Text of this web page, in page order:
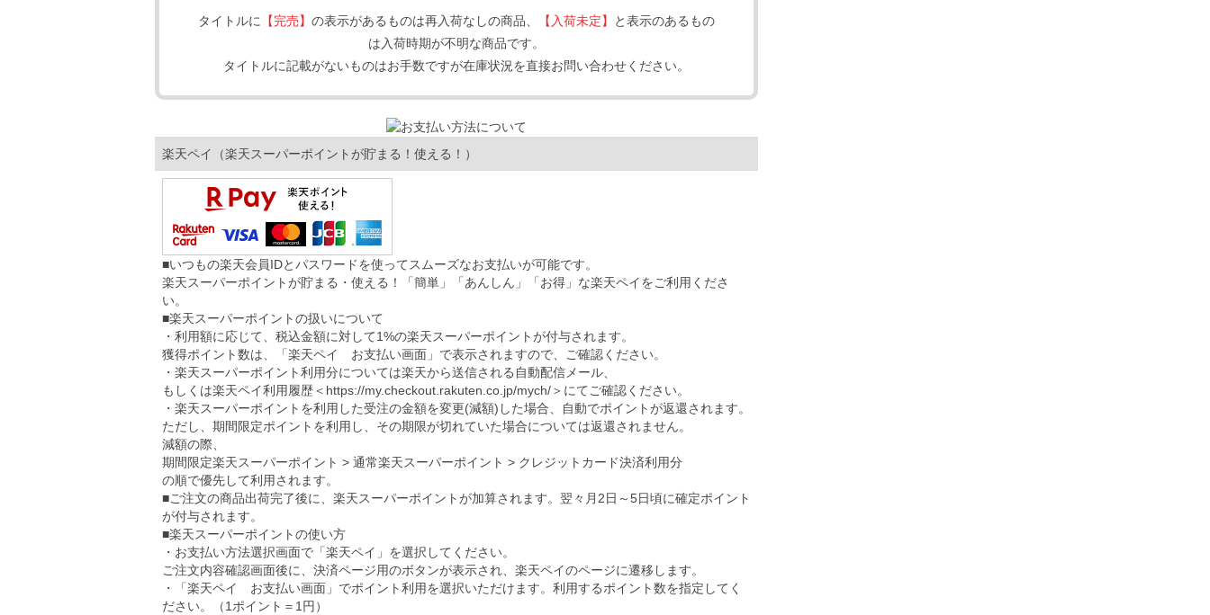
タイトルに 【完売】 の表示があるものは再入荷なしの商品、 【入荷未定】
と表示のあるもの
は入荷時期が不明な商品です。
タイトルに記載がないものはお手数ですが在庫状況を直接お問い合わせください。
楽天ペイ（楽天スーパーポイントが貯まる！使える！）
■いつもの楽天会員IDとパスワードを使ってスムーズなお支払いが可能です。
楽天スーパーポイントが貯まる・使える！「簡単」「あんしん」「お得」な楽天ペイをご利用くださ
い。
■楽天スーパーポイントの扱いについて
・利用額に応じて、税込金額に対して1%の楽天スーパーポイントが付与されます。
獲得ポイント数は、「楽天ペイ お支払い画面」で表示されますので、ご確認ください。
・楽天スーパーポイント利用分については楽天から送信される自動配信メール、
もしくは楽天ペイ利用履歴＜ https://my.checkout.rakuten.co.jp/mych/＞にてご確認ください。
・楽天スーパーポイントを利用した受注の金額を変更(減額)した場合、自動でポイントが返還されます。
ただし、期間限定ポイントを利用し、その期限が切れていた場合については返還されません。
減額の際、
期間限定楽天スーパーポイント > 通常楽天スーパーポイント > クレジットカード決済利用分
の順で優先して利用されます。
■ご注文の商品出荷完了後に、楽天スーパーポイントが加算されます。翌々月2日～5日頃に確定ポイント
が付与されます。
■楽天スーパーポイントの使い方
・お支払い方法選択画面で「楽天ペイ」を選択してください。
ご注文内容確認画面後に、決済ページ用のボタンが表示され、楽天ペイのページに遷移します。
・「楽天ペイ お支払い画面」でポイント利用を選択いただけます。利用するポイント数を指定してく
ださい。（1ポイント＝1円）